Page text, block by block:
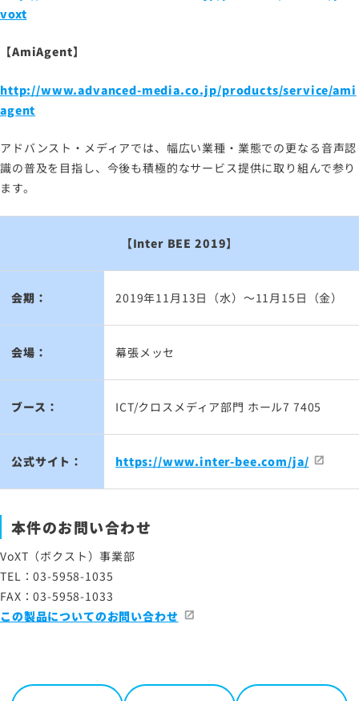
voxt
【AmiAgent】
http://www.advanced-media.co.jp/products/service/ami
agent
アドバンスト・メディアでは、幅広い業種・業態での更なる音声認
識の普及を目指し、今後も積極的なサービス提供に取り組んで参り
ます。
【Inter BEE 2019】
会期： 2019年11月13日（水）～11月15日（金）
会場： 幕張メッセ
ブース： ICT/クロスメディア部門 ホール7 7405
公式サイト： https://www.inter-bee.com/ja/
本件のお問い合わせ
VoXT（ボクスト）事業部
TEL：03-5958-1035
FAX：03-5958-1033
この製品についてのお問い合わせ